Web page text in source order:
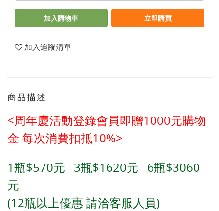
加入購物車 立即購買
加入追蹤清單
商品描述
<周年慶活動登錄會員即贈1000元購物
金 每次消費扣抵10%>
1瓶$570元 3瓶$1620元 6瓶$3060
元
(12瓶以上優惠 請洽客服人員)